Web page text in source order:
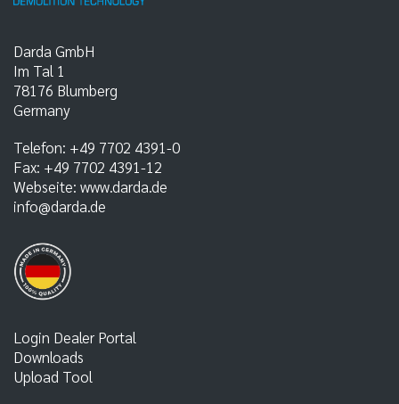
Darda GmbH
Im Tal 1
78176 Blumberg
Germany
Telefon: +49 7702 4391-0
Fax: +49 7702 4391-12
Webseite: www.darda.de
info@darda.de
Login Dealer Portal
Downloads
Upload Tool